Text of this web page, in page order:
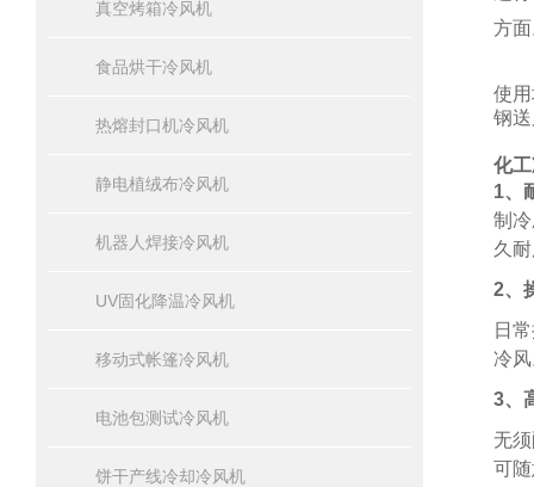
真空烤箱冷风机
食品烘干冷风机
热熔封口机冷风机
静电植绒布冷风机
机器人焊接冷风机
UV固化降温冷风机
移动式帐篷冷风机
电池包测试冷风机
饼干产线冷却冷风机
方
使
钢
化
1、
制
久
2、
日
冷
3、
无
可